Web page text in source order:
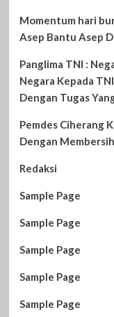
Momentum hari
Asep Bantu Asep
Panglima TNI :
Negara Kepada
Dengan Tugas
Pemdes Ciherang
Dengan
Redaksi
Sample Page
Sample Page
Sample Page
Sample Page
Sample Page